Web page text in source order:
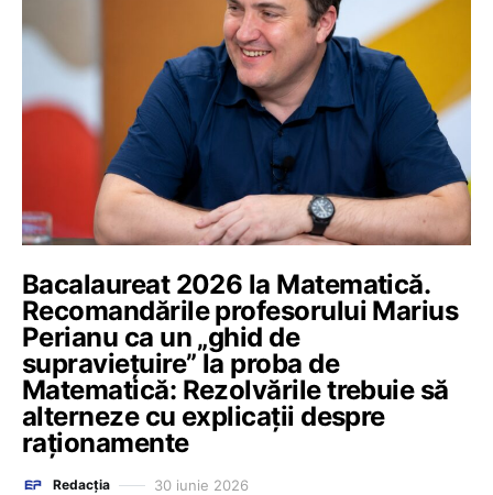
Bacalaureat 2026 la Matematică.
Recomandările profesorului Marius
Perianu ca un „ghid de
supraviețuire” la proba de
Matematică: Rezolvările trebuie să
alterneze cu explicații despre
raționamente
Redacția 30 iunie 2026